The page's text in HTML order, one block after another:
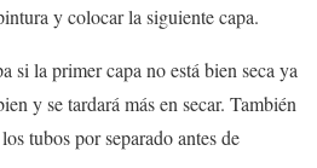
y colocar la siguiente capa.
si la primer capa no está bien seca ya
y se tardará más en secar. También
tubos por separado antes de